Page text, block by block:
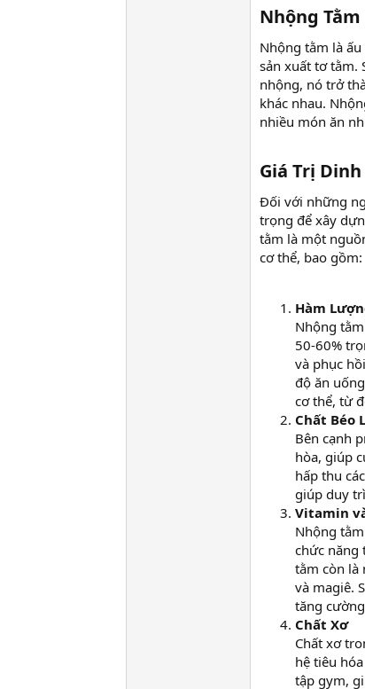
Nhộng Tằm
Nhộng tằm là
sản xuất tơ tằm.
nhộng, nó trở
khác nhau.
nhiều món ăn
Giá Trị
Đối với những
trọng để xây
tằm là một
cơ thể, bao gồm:
Hàm
Nhộng
50-60%
và phục
độ ăn
cơ thể, từ
Chất Béo
Bên cạnh
hòa, giúp
hấp thu
giúp duy
Vitamin
Nhộng
chức năng
tằm còn là
và magiê.
tăng
Chất Xơ
Chất xơ
hệ tiêu
tập gym,